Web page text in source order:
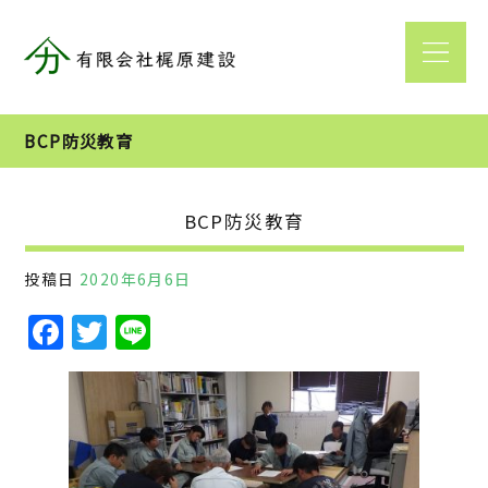
BCP防災教育
BCP防災教育
投稿日 2020年6月6日
F
a
c
e
b
T
w
it
te
r
n
e